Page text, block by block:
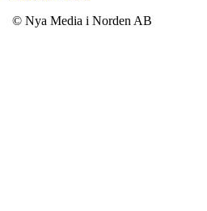
© Nya Media i Norden AB